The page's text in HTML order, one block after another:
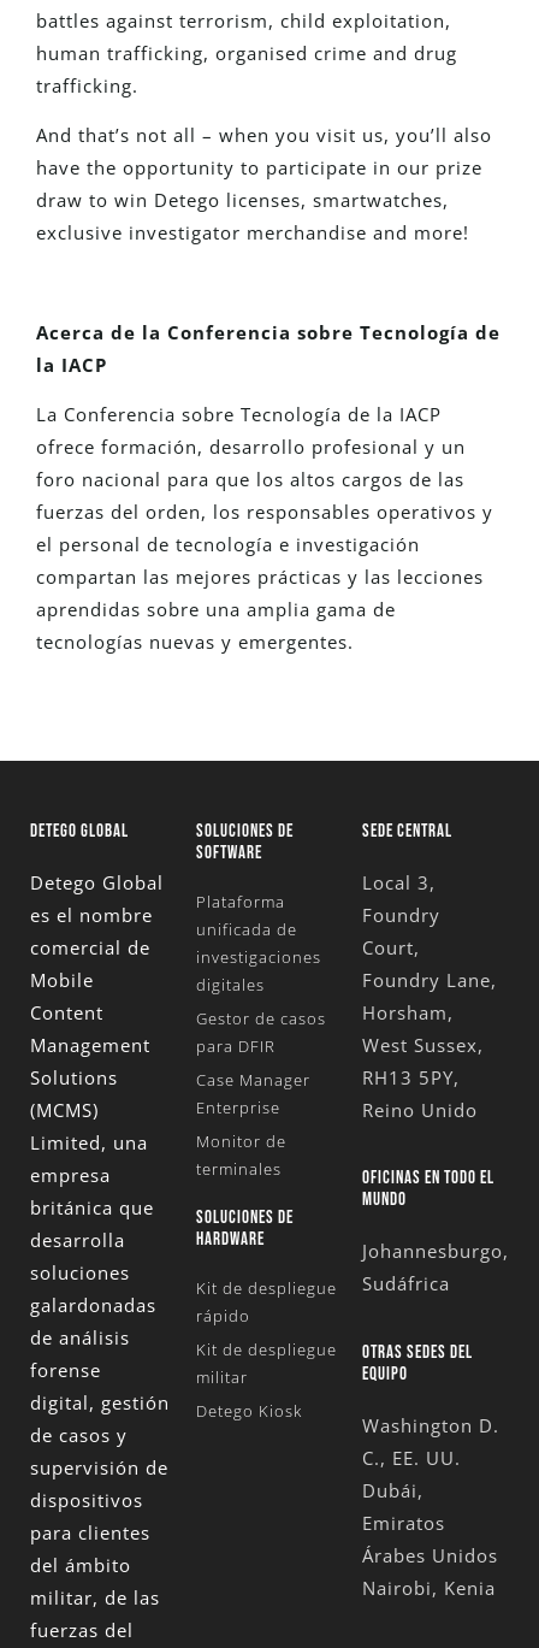
battles against terrorism, child exploitation,
human trafficking, organised crime and drug
trafficking.
And that’s not all – when you visit us, you’ll also
have the opportunity to participate in our prize
draw to win Detego licenses, smartwatches,
exclusive investigator merchandise and more!
Acerca de la Conferencia sobre Tecnología de
la IACP
La Conferencia sobre Tecnología de la IACP
ofrece formación, desarrollo profesional y un
foro nacional para que los altos cargos de las
fuerzas del orden, los responsables operativos y
el personal de tecnología e investigación
compartan las mejores prácticas y las lecciones
aprendidas sobre una amplia gama de
tecnologías nuevas y emergentes.
DETEGO GLOBAL
Detego Global
es el nombre
comercial de
Mobile
Content
Management
Solutions
(MCMS)
Limited, una
empresa
británica que
desarrolla
soluciones
galardonadas
de análisis
forense
digital, gestión
de casos y
supervisión de
dispositivos
para clientes
del ámbito
militar, de las
fuerzas del
SOLUCIONES DE
SOFTWARE
Plataforma
unificada de
investigaciones
digitales
Gestor de casos
para DFIR
Case Manager
Enterprise
Monitor de
terminales
SOLUCIONES DE
HARDWARE
Kit de despliegue
rápido
Kit de despliegue
militar
Detego Kiosk
SEDE CENTRAL
Local 3,
Foundry
Court,
Foundry Lane,
Horsham,
West Sussex,
RH13 5PY,
Reino Unido
OFICINAS EN TODO EL
MUNDO
Johannesburgo,
Sudáfrica
OTRAS SEDES DEL
EQUIPO
Washington D.
C., EE. UU.
Dubái,
Emiratos
Árabes Unidos
Nairobi, Kenia